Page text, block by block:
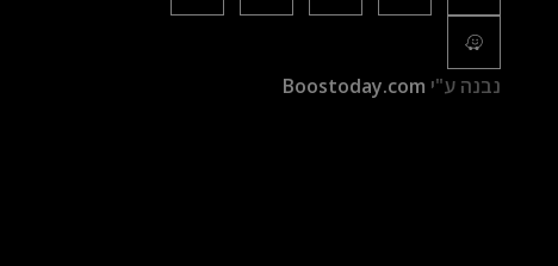
נבנה ע"י Boostoday.com